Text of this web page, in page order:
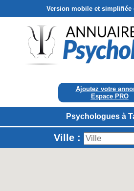
Version mobile et simplifiée
Ajoutez votre
Espace PRO
Psychologues à
Ville :